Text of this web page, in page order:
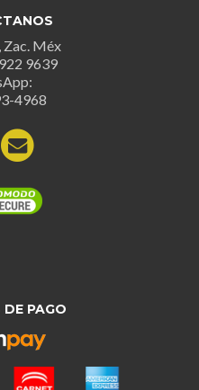
Zac. Méx
9639
4968
PAGO